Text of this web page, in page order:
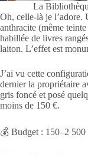
La
Oh, celle-là je l’adore.
anthracite (même
habillée de livres
laiton. L’effet est
J’ai vu cette
dernier la propriétaire
gris foncé et posé
moins de 150 €.
💰 Budget : 150–2